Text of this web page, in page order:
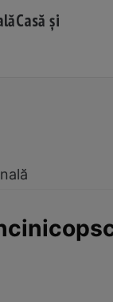
Casă și